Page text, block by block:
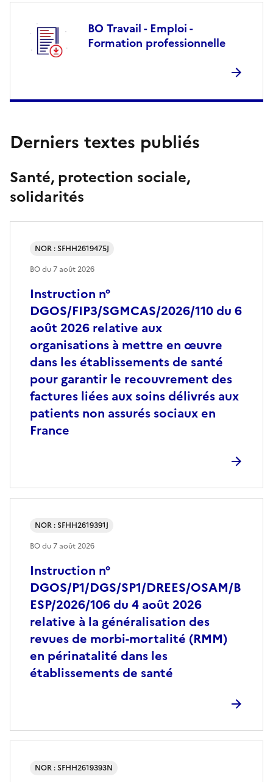
BO Travail - Emploi -
Formation professionnelle
Derniers textes publiés
Santé, protection sociale,
solidarités
Instruction n°
DGOS/FIP3/SGMCAS/2026/110 du 6
août 2026 relative aux
organisations à mettre en œuvre
dans les établissements de santé
pour garantir le recouvrement des
factures liées aux soins délivrés aux
patients non assurés sociaux en
France
NOR : SFHH2619475J
BO du7 août 2026
Instruction n°
DGOS/P1/DGS/SP1/DREES/OSAM/B
ESP/2026/106 du 4 août 2026
relative à la généralisation des
revues de morbi-mortalité (RMM)
en périnatalité dans les
établissements de santé
NOR : SFHH2619391J
BO du7 août 2026
NOR : SFHH2619393N